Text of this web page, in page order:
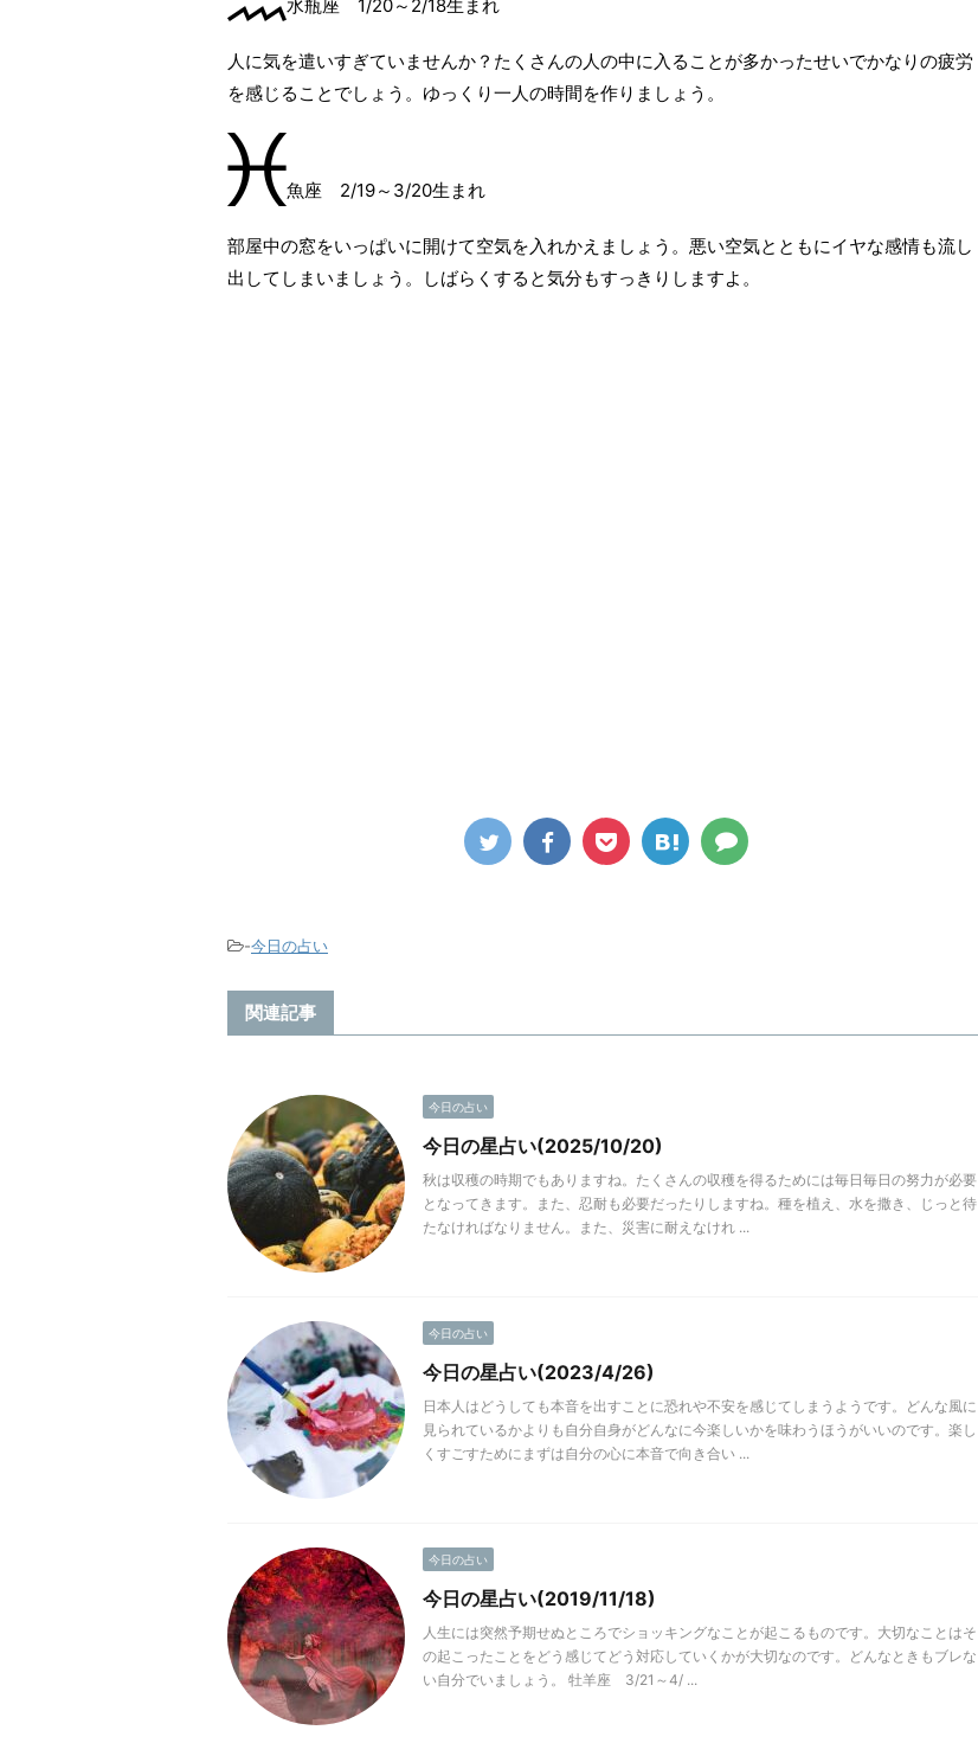
水瓶座 1/20～2/18生まれ
人に気を遣いすぎていませんか？たくさんの人の中に入ることが多かったせいでかなりの疲労
を感じることでしょう。ゆっくり一人の時間を作りましょう。
魚座 2/19～3/20生まれ
部屋中の窓をいっぱいに開けて空気を入れかえましょう。悪い空気とともにイヤな感情も流し
出してしまいましょう。しばらくすると気分もすっきりしますよ。
-今日の占い
関連記事
今日の占い
今日の星占い(2025/10/20)
秋は収穫の時期でもありますね。たくさんの収穫を得るためには毎日毎日の努力が必要
となってきます。また、忍耐も必要だったりしますね。種を植え、水を撒き、じっと待
たなければなりません。また、災害に耐えなけれ ...
今日の占い
今日の星占い(2023/4/26)
日本人はどうしても本音を出すことに恐れや不安を感じてしまうようです。どんな風に
見られているかよりも自分自身がどんなに今楽しいかを味わうほうがいいのです。楽し
くすごすためにまずは自分の心に本音で向き合い ...
今日の占い
今日の星占い(2019/11/18)
人生には突然予期せぬところでショッキングなことが起こるものです。大切なことはそ
の起こったことをどう感じてどう対応していくかが大切なのです。どんなときもブレな
い自分でいましょう。 牡羊座 3/21～4/ ...